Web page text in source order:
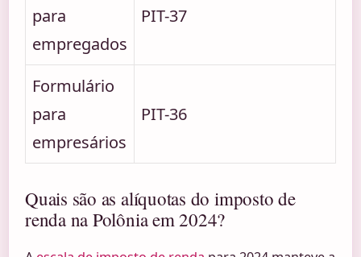
para
empregados
PIT-37
Formulário
para
empresários
PIT-36
Quais são as alíquotas do imposto de
renda na Polônia em 2024?